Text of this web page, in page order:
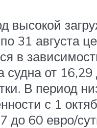
высокой
31 августа
в
судна от
В период
с 1
до 60 евро/